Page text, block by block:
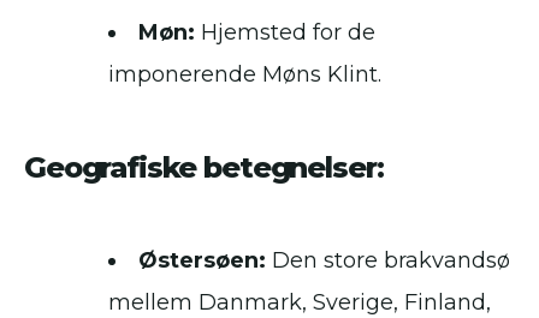
Møn: Hjemsted for de
imponerende Møns Klint.
Geografiske betegnelser:
Østersøen: Den store brakvandsø
mellem Danmark, Sverige, Finland,